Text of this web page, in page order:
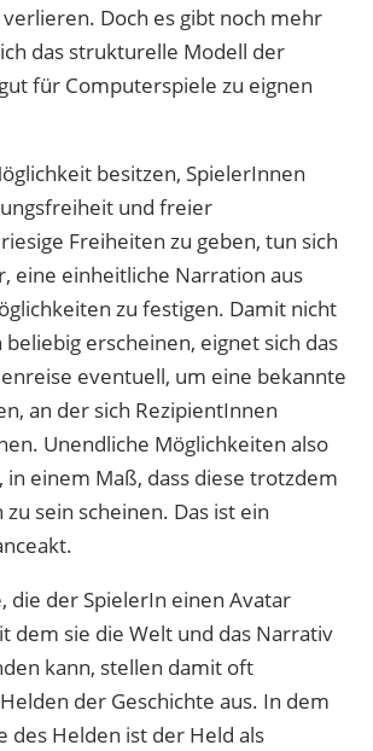
Doch es gibt noch mehr
das strukturelle Modell der
für Computerspiele zu eignen
besitzen, SpielerInnen
und freier
Freiheiten zu geben, tun sich
eine einheitliche Narration aus
zu festigen. Damit nicht
erscheinen, eignet sich das
eventuell, um eine bekannte
an der sich RezipientInnen
Unendliche Möglichkeiten also
in einem Maß, dass diese trotzdem
sein scheinen. Das ist ein
die der SpielerIn einen Avatar
dem sie die Welt und das Narrativ
kann, stellen damit oft
der Geschichte aus. In dem
des Helden ist der Held als